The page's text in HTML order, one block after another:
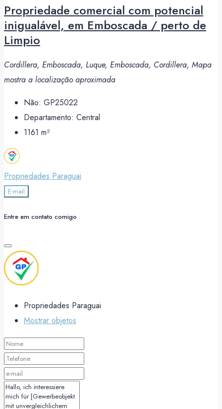
Propriedade comercial com potencial
inigualável, em Emboscada / perto de
Limpio
Cordillera, Emboscada, Luque, Emboscada, Cordillera, Mapa
mostra a localização aproximada
Não: GP25022
Departamento: Central
1161 m²
Propriedades Paraguai
E-mail
Entre em contato comigo
Propriedades Paraguai
Mostrar objetos